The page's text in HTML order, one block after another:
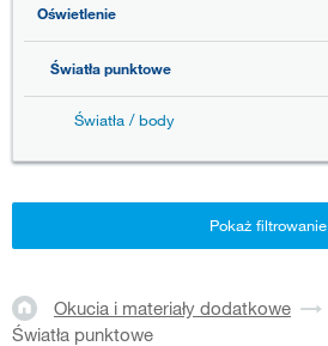
Oświetlenie
Światła punktowe
Światła / body
Pokaż filtrowanie
Okucia i materiały dodatkowe
Światła punktowe